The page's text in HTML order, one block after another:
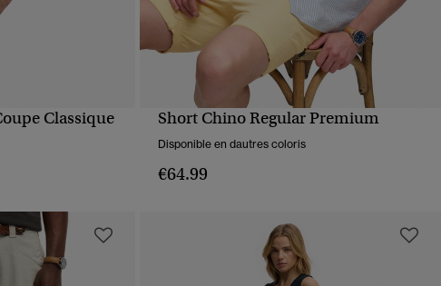
Classique
APERÇU RAPIDE
Short Chino Regular Premium
Disponible en dautres coloris
€64.99